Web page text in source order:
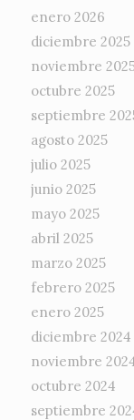
enero 2026
diciembre 2025
noviembre
octubre 2025
septiembre
agosto 2025
julio 2025
junio 2025
mayo 2025
abril 2025
marzo 2025
febrero 2025
enero 2025
diciembre 2024
noviembre
octubre 2024
septiembre